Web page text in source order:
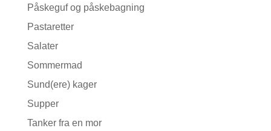
Påskeguf og påskebagning
Pastaretter
Salater
Sommermad
Sund(ere) kager
Supper
Tanker fra en mor